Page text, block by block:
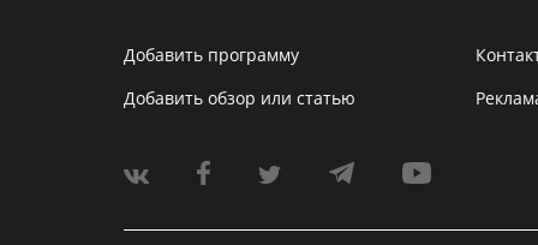
Добавить программу
Добавить обзор или статью